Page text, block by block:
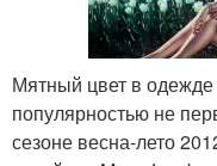
Мятный цвет в
популярностью не
сезоне весна-лето